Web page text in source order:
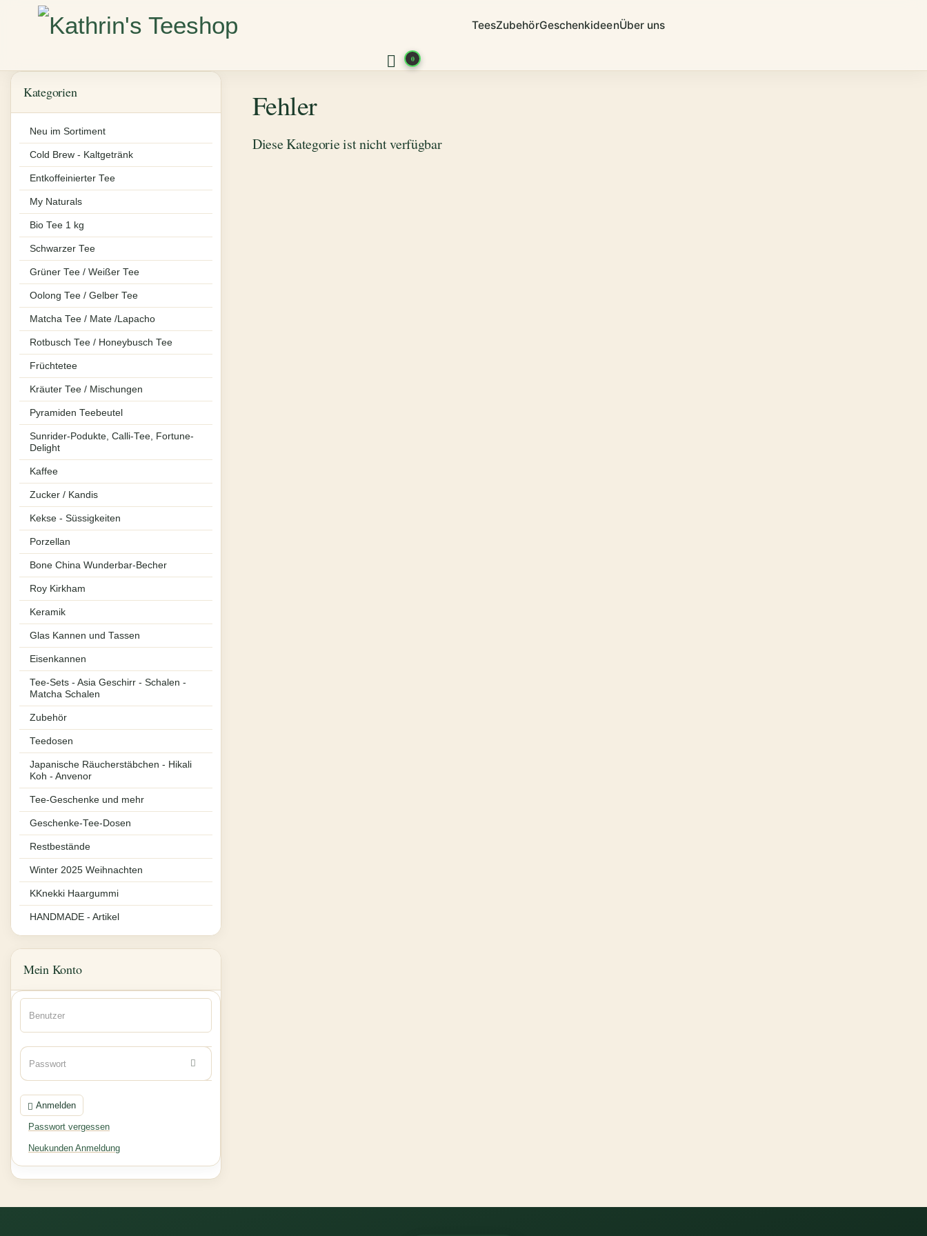
TeesZubehörGeschenkideenÜber uns
0
Fehler
Diese Kategorie ist nicht verfügbar
Kategorien
Neu im Sortiment
Cold Brew - Kaltgetränk
Entkoffeinierter Tee
My Naturals
Bio Tee 1 kg
Schwarzer Tee
Grüner Tee / Weißer Tee
Oolong Tee / Gelber Tee
Matcha Tee / Mate /Lapacho
Rotbusch Tee / Honeybusch Tee
Früchtetee
Kräuter Tee / Mischungen
Pyramiden Teebeutel
Sunrider-Podukte, Calli-Tee, Fortune-
Delight
Kaffee
Zucker / Kandis
Kekse - Süssigkeiten
Porzellan
Bone China Wunderbar-Becher
Roy Kirkham
Keramik
Glas Kannen und Tassen
Eisenkannen
Tee-Sets - Asia Geschirr - Schalen -
Matcha Schalen
Zubehör
Teedosen
Japanische Räucherstäbchen - Hikali
Koh - Anvenor
Tee-Geschenke und mehr
Geschenke-Tee-Dosen
Restbestände
Winter 2025 Weihnachten
KKnekki Haargummi
HANDMADE - Artikel
Mein Konto
Anmelden
Passwort vergessen
Neukunden Anmeldung